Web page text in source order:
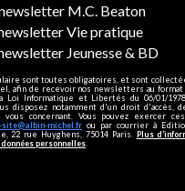
M.C. Beaton
newsletter Vie pratique
Jeunesse & BD
sont toutes obligatoires, et sont
afin de recevoir nos newsletters au
Loi Informatique et Libertés du 06/01/
disposez notamment d'un droit d'accès,
vous concernant. Vous pouvez exercer
site@albin-michel.fr ou par courrier à
22 rue Huyghens, 75014 Paris. Plus
personnelles